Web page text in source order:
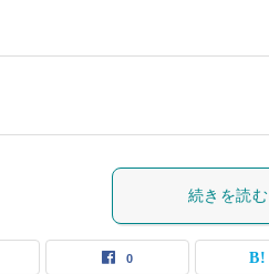
続きを読む
0